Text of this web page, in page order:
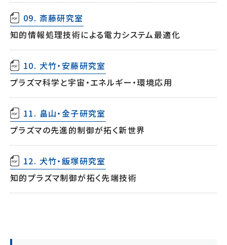
09. 斎藤研究室
知的情報処理技術による電力システム最適化
10. 犬竹・安藤研究室
プラズマ科学と宇宙・エネルギー・環境応用
11. 畠山・金子研究室
プラズマの先進的制御が拓く新世界
12. 犬竹・飯塚研究室
知的プラズマ制御が拓く先端技術